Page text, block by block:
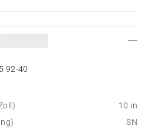
92‑40
10 in
SN